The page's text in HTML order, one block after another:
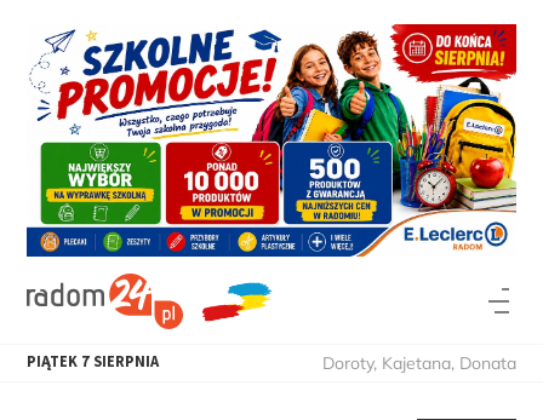
PIĄTEK 7 SIERPNIA Doroty, Kajetana, Donata